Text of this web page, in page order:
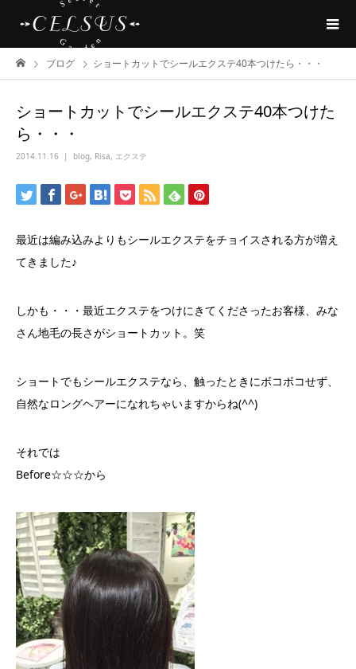
ブログ ショートカットでシールエクステ40本つけたら・・・
ショートカットでシールエクステ40本つけた
ら・・・
2014.11.16 blog, Risa, エクステ
最近は編み込みよりもシールエクステをチョイスされる方が増え
てきました♪
しかも・・・最近エクステをつけにきてくださったお客様、みな
さん地毛の長さがショートカット。笑
ショートでもシールエクステなら、触ったときにボコボコせず、
自然なロングヘアーになれちゃいますからね(^^)
それでは
Before☆☆☆から